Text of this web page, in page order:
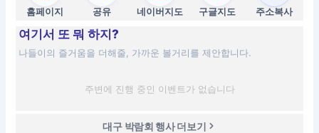
홈페이지 공유 네이버지도 구글지도 주소복사
여기서 또 뭐 하지?
나들이의 즐거움을 더해줄, 가까운 볼거리를 제안합니다.
주변에 진행 중인 이벤트가 없습니다
대구 박람회 행사 더보기